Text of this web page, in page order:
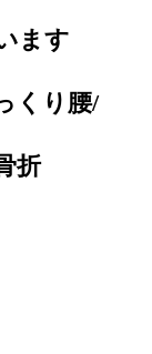
ます
くり腰/
折